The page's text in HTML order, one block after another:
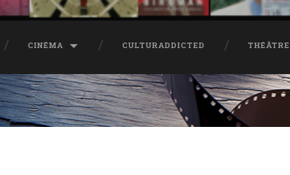
CINÉMA CULTURADDICTED THÉÂTRE